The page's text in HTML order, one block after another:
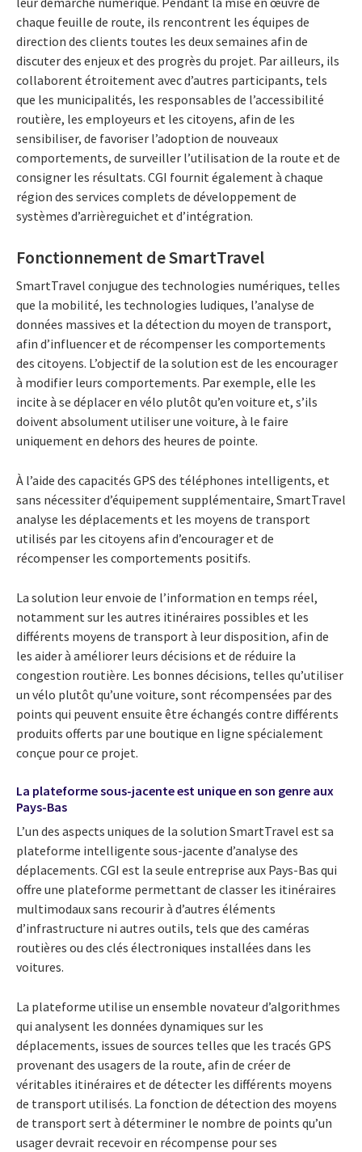
chaque feuille de route, ils rencontrent les équipes de
direction des clients toutes les deux semaines afin de
discuter des enjeux et des progrès du projet. Par ailleurs, ils
collaborent étroitement avec d’autres participants, tels
que les municipalités, les responsables de l’accessibilité
routière, les employeurs et les citoyens, afin de les
sensibiliser, de favoriser l’adoption de nouveaux
comportements, de surveiller l’utilisation de la route et de
consigner les résultats. CGI fournit également à chaque
région des services complets de développement de
systèmes d’arrièreguichet et d’intégration.
Fonctionnement de SmartTravel
SmartTravel conjugue des technologies numériques, telles
que la mobilité, les technologies ludiques, l’analyse de
données massives et la détection du moyen de transport,
afin d’influencer et de récompenser les comportements
des citoyens. L’objectif de la solution est de les encourager
à modifier leurs comportements. Par exemple, elle les
incite à se déplacer en vélo plutôt qu’en voiture et, s’ils
doivent absolument utiliser une voiture, à le faire
uniquement en dehors des heures de pointe.
À l’aide des capacités GPS des téléphones intelligents, et
sans nécessiter d’équipement supplémentaire, SmartTravel
analyse les déplacements et les moyens de transport
utilisés par les citoyens afin d’encourager et de
récompenser les comportements positifs.
La solution leur envoie de l’information en temps réel,
notamment sur les autres itinéraires possibles et les
différents moyens de transport à leur disposition, afin de
les aider à améliorer leurs décisions et de réduire la
congestion routière. Les bonnes décisions, telles qu’utiliser
un vélo plutôt qu’une voiture, sont récompensées par des
points qui peuvent ensuite être échangés contre différents
produits offerts par une boutique en ligne spécialement
conçue pour ce projet.
La plateforme sous-jacente est unique en son genre aux
Pays-Bas
L’un des aspects uniques de la solution SmartTravel est sa
plateforme intelligente sous-jacente d’analyse des
déplacements. CGI est la seule entreprise aux Pays-Bas qui
offre une plateforme permettant de classer les itinéraires
multimodaux sans recourir à d’autres éléments
d’infrastructure ni autres outils, tels que des caméras
routières ou des clés électroniques installées dans les
voitures.
La plateforme utilise un ensemble novateur d’algorithmes
qui analysent les données dynamiques sur les
déplacements, issues de sources telles que les tracés GPS
provenant des usagers de la route, afin de créer de
véritables itinéraires et de détecter les différents moyens
de transport utilisés. La fonction de détection des moyens
de transport sert à déterminer le nombre de points qu’un
usager devrait recevoir en récompense pour ses